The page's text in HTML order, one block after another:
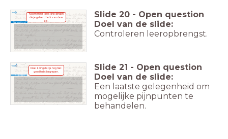
Noem minstens drie dingen
die je geleerd hebt van deze
les.
Wat weet je nu?
Slide 20 - Open question
Doel van de slide:
Controleren leeropbrengst.
Deel 1 ding dat je nog niet
goed hebt begrepen.
Nog vragen?
Slide 21 - Open question
Doel van de slide:
Een laatste gelegenheid om
mogelijke pijnpunten te
behandelen.